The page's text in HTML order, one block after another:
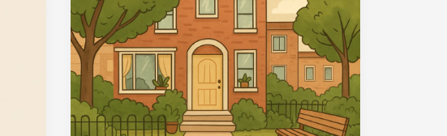
Ökad
trygghet
genom
skärpt
bostadsrättslag